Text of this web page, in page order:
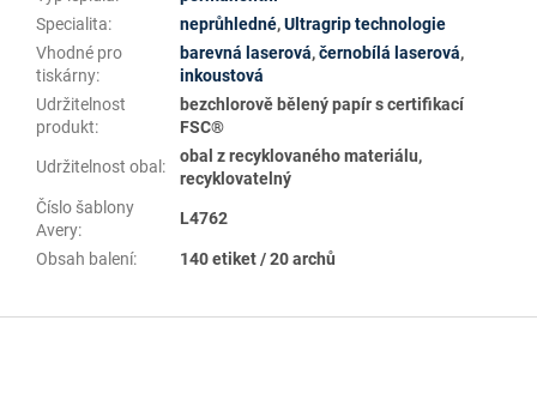
Specialita: neprůhledné,Ultragrip technologie
Vhodné pro
tiskárny:
barevná laserová,černobílá laserová,
inkoustová
Udržitelnost
produkt:
bezchlorově bělený papír s certifikací
FSC®
Udržitelnost obal :
obal z recyklovaného materiálu,
recyklovatelný
Číslo šablony
Avery:
L4762
Obsah balení: 140 etiket / 20 archů